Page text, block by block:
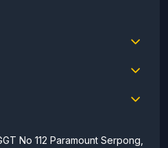
No 112 Paramount Serpong,